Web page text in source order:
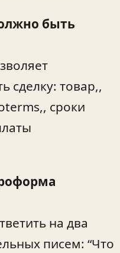
быть
сделку: товар,,
сроки
на два
писем: “Что